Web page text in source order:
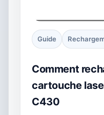
Guide
Comment
cartouche
C430